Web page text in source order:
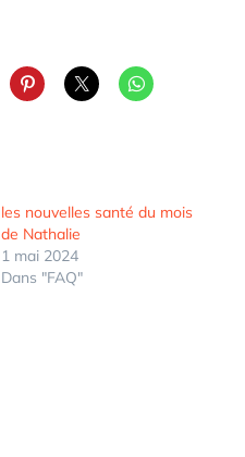
les nouvelles santé du mois
de Nathalie
1 mai 2024
Dans "FAQ"